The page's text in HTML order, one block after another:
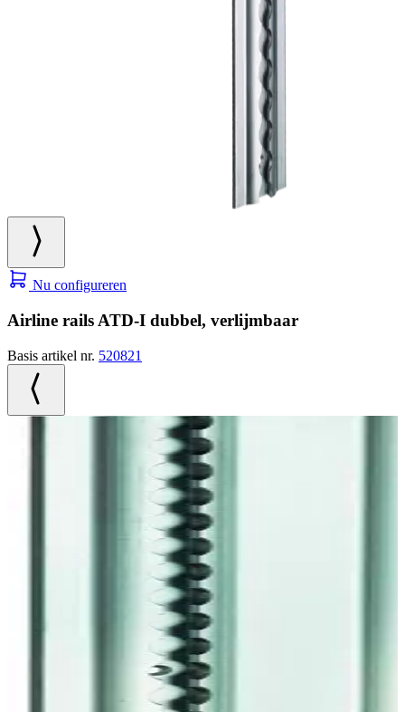
Nu configureren
Airline rails ATD-I dubbel, verlijmbaar
Basis artikel nr. 520821